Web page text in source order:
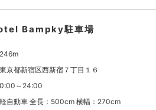
Bampky駐車場
246m
東京都新宿区西新宿７丁目１６
0:00～24:00
軽自動車 全長：500cm 横幅：270cm